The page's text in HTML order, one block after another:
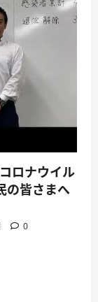
ロナウイル
の皆さまへ
0